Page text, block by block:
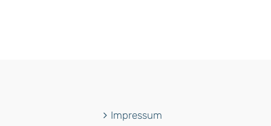
Impressum